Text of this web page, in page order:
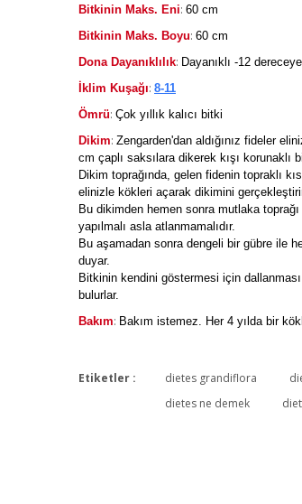
Bitkinin Maks. Eni: 60 cm
Bitkinin Maks. Boyu: 60 cm
Dona Dayanıklılık: Dayanıklı -12
İklim Kuşağı: 8-11
Ömrü: Çok yıllık kalıcı bitki
Dikim: Zengarden'dan aldığınız fideler
cm çaplı saksılara dikerek kışı korunaklı
Dikim toprağında, gelen fidenin topraklı
elinizle kökleri açarak dikimini
Bu dikimden hemen sonra mutlaka
yapılmalı asla atlanmamalıdır.
Bu aşamadan sonra dengeli bir gübre ile
duyar.
Bitkinin kendini göstermesi için
bulurlar.
Bakım: Bakım istemez. Her 4 yılda bir
Etiketler : dietes grandiflora
dietes ne demek